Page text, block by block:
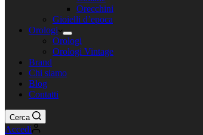
Orecchini
Gioielli d’epoca
Orologi
Orologi
Orologi Vintage
Brand
Chi siamo
Blog
Contatti
Cerca
Accedi